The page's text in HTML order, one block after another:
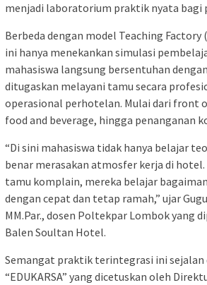
menjadi laboratorium praktik nyata bagi
Berbeda dengan model Teaching Factory
ini hanya menekankan simulasi
mahasiswa langsung bersentuhan
ditugaskan melayani tamu secara
operasional perhotelan. Mulai dari front
food and beverage, hingga penanganan
“Di sini mahasiswa tidak hanya belajar
benar merasakan atmosfer kerja di hotel.
tamu komplain, mereka belajar
dengan cepat dan tetap ramah,” ujar
MM.Par., dosen Poltekpar Lombok yang
Balen Soultan Hotel.
Semangat praktik terintegrasi ini sejalan
“EDUKARSA” yang dicetuskan oleh